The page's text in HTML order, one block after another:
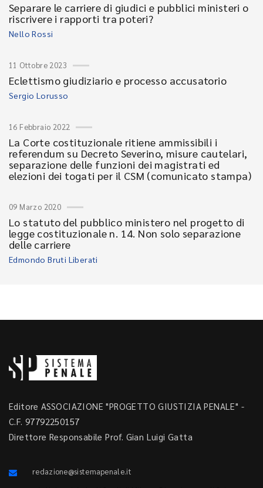
Separare le carriere di giudici e pubblici ministeri o
riscrivere i rapporti tra poteri?
Nello Rossi
11 Ottobre 2023
Eclettismo giudiziario e processo accusatorio
Sergio Lorusso
16 Febbraio 2022
La Corte costituzionale ritiene ammissibili i
referendum su Decreto Severino, misure cautelari,
separazione delle funzioni dei magistrati ed
elezioni dei togati per il CSM (comunicato stampa)
09 Marzo 2020
Lo statuto del pubblico ministero nel progetto di
legge costituzionale n. 14. Non solo separazione
delle carriere
Edmondo Bruti Liberati
Editore ASSOCIAZIONE "PROGETTO GIUSTIZIA PENALE" -
C.F. 97792250157
Direttore Responsabile Prof. Gian Luigi Gatta
redazione@sistemapenale.it